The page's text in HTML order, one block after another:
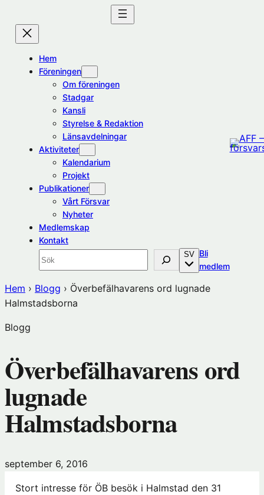
innehåll
Hem
Föreningen
Om föreningen
Stadgar
Kansli
Styrelse & Redaktion
Länsavdelningar
Aktiviteter
Kalendarium
Projekt
Publikationer
Vårt Försvar
Nyheter
Medlemskap
Kontakt
Sök
SV Bli
medlem(öppnas
Hem › Blogg › Överbefälhavarens ord lugnade
Halmstadsborna
Blogg
Överbefälhavarens ord
lugnade
Halmstadsborna
september 6, 2016
Stort intresse för ÖB besök i Halmstad den 31